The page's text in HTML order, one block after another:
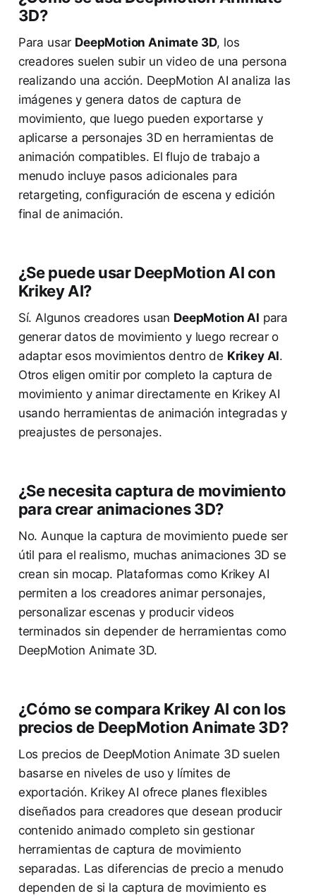
3D?
Para usar DeepMotion Animate 3D, los
creadores suelen subir un video de una persona
realizando una acción. DeepMotion AI analiza las
imágenes y genera datos de captura de
movimiento, que luego pueden exportarse y
aplicarse a personajes 3D en herramientas de
animación compatibles. El flujo de trabajo a
menudo incluye pasos adicionales para
retargeting, configuración de escena y edición
final de animación.
¿Se puede usar DeepMotion AI con
Krikey AI?
Sí. Algunos creadores usan DeepMotion AI para
generar datos de movimiento y luego recrear o
adaptar esos movimientos dentro de Krikey AI.
Otros eligen omitir por completo la captura de
movimiento y animar directamente en Krikey AI
usando herramientas de animación integradas y
preajustes de personajes.
¿Se necesita captura de movimiento
para crear animaciones 3D?
No. Aunque la captura de movimiento puede ser
útil para el realismo, muchas animaciones 3D se
crean sin mocap. Plataformas como Krikey AI
permiten a los creadores animar personajes,
personalizar escenas y producir videos
terminados sin depender de herramientas como
DeepMotion Animate 3D.
¿Cómo se compara Krikey AI con los
precios de DeepMotion Animate 3D?
Los precios de DeepMotion Animate 3D suelen
basarse en niveles de uso y límites de
exportación. Krikey AI ofrece planes flexibles
diseñados para creadores que desean producir
contenido animado completo sin gestionar
herramientas de captura de movimiento
separadas. Las diferencias de precio a menudo
dependen de si la captura de movimiento es